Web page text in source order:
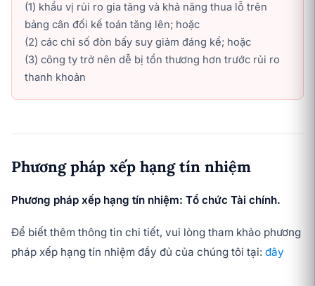
(1) khẩu vị rủi ro gia tăng và khả năng thua lỗ trên
bảng cân đối kế toán tăng lên; hoặc
(2) các chỉ số đòn bấy suy giảm đáng kể; hoặc
(3) công ty trở nên dễ bị tổn thương hơn trước rủi ro
thanh khoản
Phương pháp xếp hạng tín nhiệm
Phương pháp xếp hạng tín nhiệm: Tổ chức Tài chính.
Để biết thêm thông tin chi tiết, vui lòng tham khảo phương
pháp xếp hạng tín nhiệm đầy đủ của chúng tôi tại: đây